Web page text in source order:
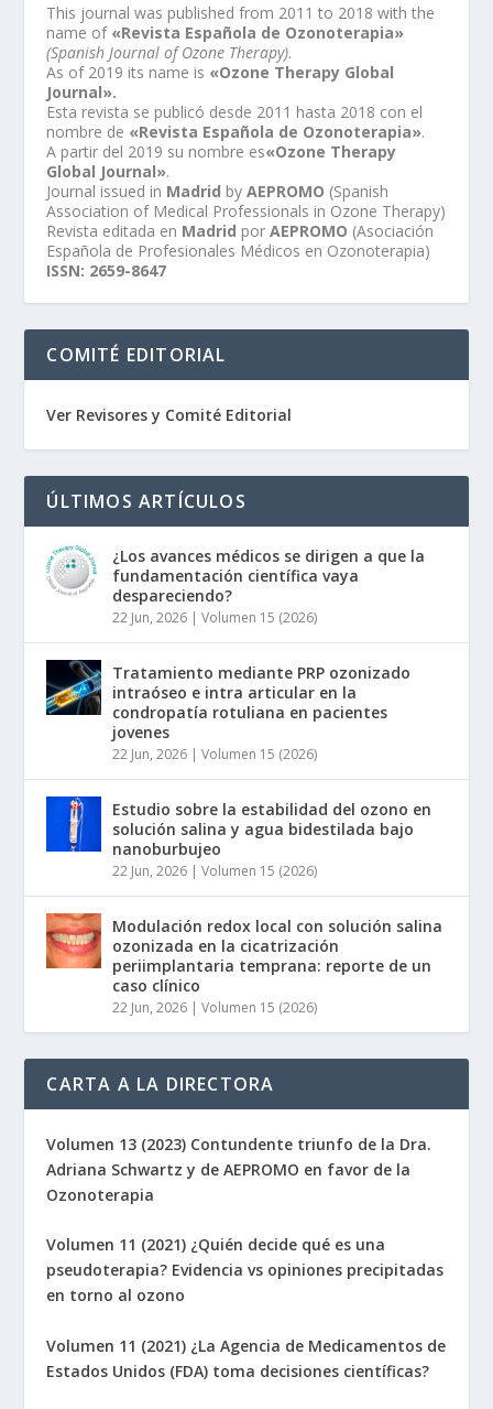
This journal was published from 2011 to 2018 with the
name of «Revista Española de Ozonoterapia»
(Spanish Journal of Ozone Therapy).
As of 2019 its name is «Ozone Therapy Global
Journal».
Esta revista se publicó desde 2011 hasta 2018 con el
nombre de «Revista Española de Ozonoterapia».
A partir del 2019 su nombre es«Ozone Therapy
Global Journal».
Journal issued in Madrid byAEPROMO (Spanish
Association of Medical Professionals in Ozone Therapy)
Revista editada en Madrid porAEPROMO (Asociación
Española de Profesionales Médicos en Ozonoterapia)
ISSN: 2659-8647
COMITÉ EDITORIAL
Ver Revisores y Comité Editorial
ÚLTIMOS ARTÍCULOS
¿Los avances médicos se dirigen a que la
fundamentación científica vaya
despareciendo?
22 Jun, 2026 |Volumen 15 (2026)
Tratamiento mediante PRP ozonizado
intraóseo e intra articular en la
condropatía rotuliana en pacientes
jovenes
22 Jun, 2026 |Volumen 15 (2026)
Estudio sobre la estabilidad del ozono en
solución salina y agua bidestilada bajo
nanoburbujeo
22 Jun, 2026 |Volumen 15 (2026)
Modulación redox local con solución salina
ozonizada en la cicatrización
periimplantaria temprana: reporte de un
caso clínico
22 Jun, 2026 |Volumen 15 (2026)
CARTA A LA DIRECTORA
Volumen 13 (2023) Contundente triunfo de la Dra.
Adriana Schwartz y de AEPROMO en favor de la
Ozonoterapia
Volumen 11 (2021) ¿Quién decide qué es una
pseudoterapia? Evidencia vs opiniones precipitadas
en torno al ozono
Volumen 11 (2021) ¿La Agencia de Medicamentos de
Estados Unidos (FDA) toma decisiones científicas?